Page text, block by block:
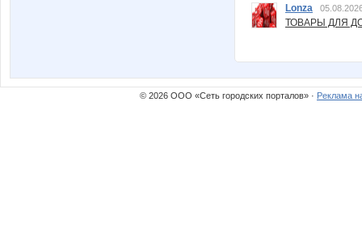
Lonza
ТОВАРЫ ДЛЯ
© 2026 ООО «Сеть городских порталов» · Реклама